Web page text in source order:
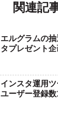
関連記
エルグラムの
タプレゼント
インスタ運用
ユーザー登録